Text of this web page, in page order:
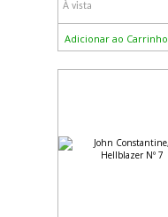
À vista
Adicionar ao Carrinho